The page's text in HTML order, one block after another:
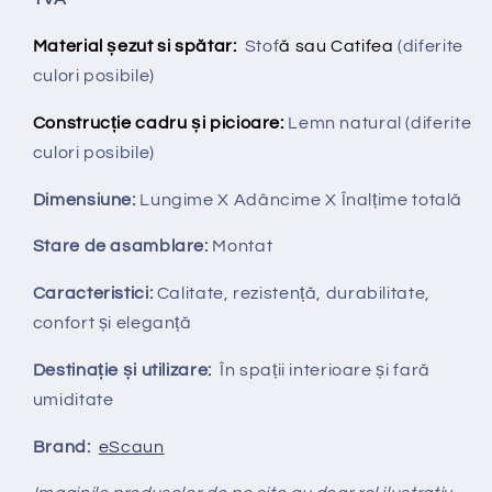
Material șezut si spătar: Stofă sau Catifea (diferite
culori posibile)
Construcție cadru și picioare: Lemn natural (diferite
culori posibile)
Dimensiune: Lungime X Adâncime X Înalțime totală
Stare de asamblare: Montat
Caracteristici: Calitate, rezistență, durabilitate,
confort și eleganță
Destinație și utilizare: În spații interioare și fară
umiditate
Brand: eScaun